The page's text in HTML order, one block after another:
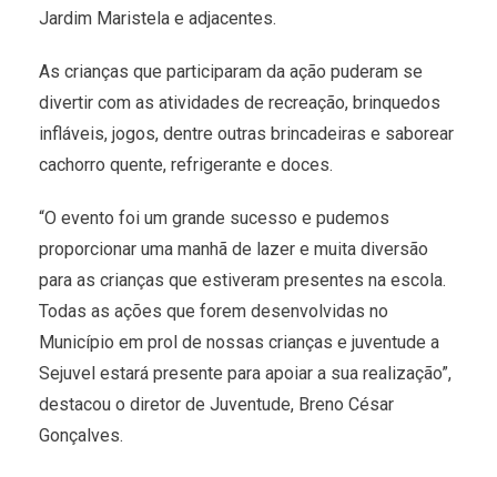
Jardim Maristela e adjacentes.
As crianças que participaram da ação puderam se
divertir com as atividades de recreação, brinquedos
infláveis, jogos, dentre outras brincadeiras e saborear
cachorro quente, refrigerante e doces.
“O evento foi um grande sucesso e pudemos
proporcionar uma manhã de lazer e muita diversão
para as crianças que estiveram presentes na escola.
Todas as ações que forem desenvolvidas no
Município em prol de nossas crianças e juventude a
Sejuvel estará presente para apoiar a sua realização”,
destacou o diretor de Juventude, Breno César
Gonçalves.